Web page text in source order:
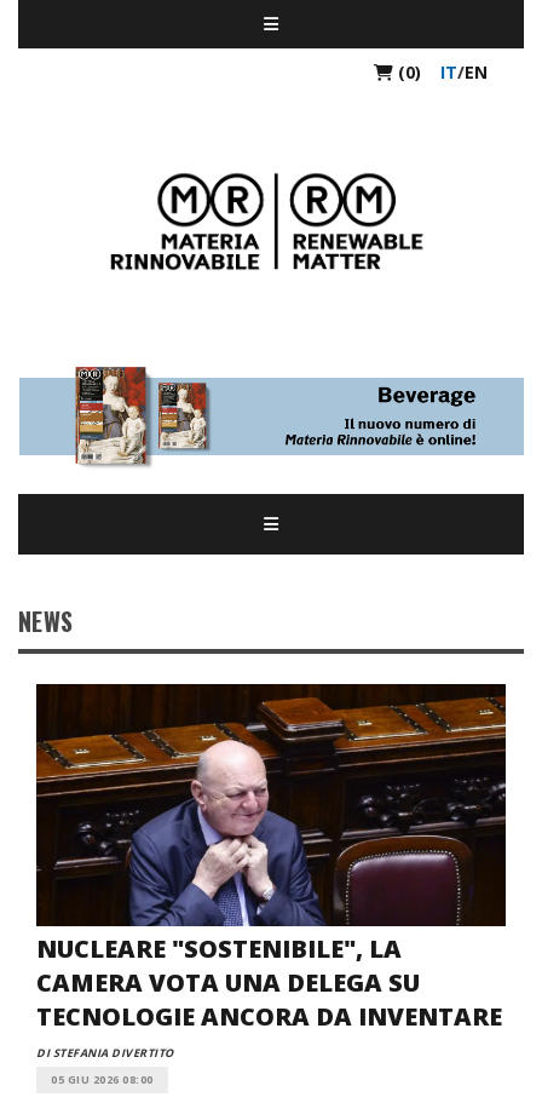
(0) IT/EN
NEWS
NUCLEARE "SOSTENIBILE", LA
CAMERA VOTA UNA DELEGA SU
TECNOLOGIE ANCORA DA INVENTARE
DI STEFANIA DIVERTITO
05 GIU 2026 08:00